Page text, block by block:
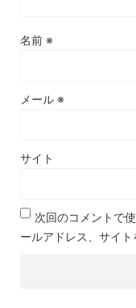
名前 ※
メール ※
サイト
次回のコメントで
ールアドレス、サイト